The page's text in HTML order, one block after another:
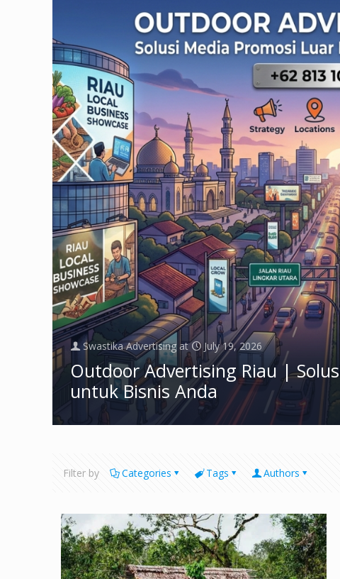
Swastika Advertising at July 19, 2026
Outdoor Advertising Riau |
untuk Bisnis Anda
Filter by Categories Tags Authors